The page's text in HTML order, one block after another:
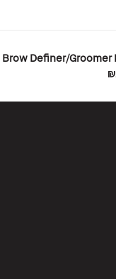
Brow Definer/Groomer